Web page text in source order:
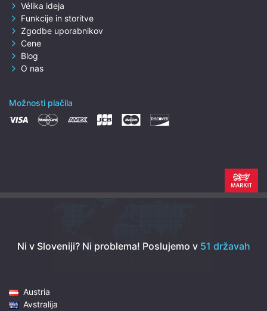
Vélika ideja
Funkcije in storitve
Zgodbe uporabnikov
Cene
Blog
O nas
Možnosti plačila
Ni v Sloveniji? Ni problema! Poslujemo v 51 državah
Austria
Avstralija